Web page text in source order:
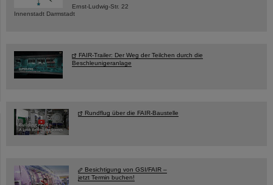
Ernst-Ludwig-Str. 22
Innenstadt Darmstadt
FAIR-Trailer: Der Weg der Teilchen durch die
Beschleunigeranlage
Rundflug über die FAIR-Baustelle
Besichtigung von GSI/FAIR –
jetzt Termin buchen!